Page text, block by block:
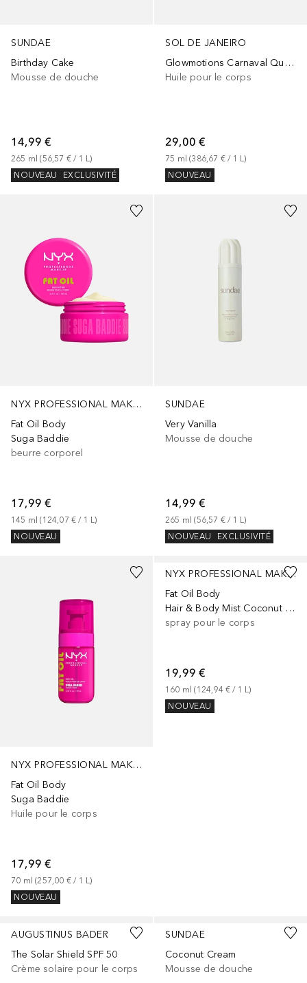
SUNDAE
Birthday Cake
Mousse de douche
14,99 €
265 ml (56,57 € / 1 L)
NOUVEAU
EXCLUSIVITÉ
SOL DE JANEIRO
Glowmotions Carnaval Queen
Huile pour le corps
29,00 €
75 ml (386,67 € / 1 L)
NOUVEAU
NYX PROFESSIONAL MAKEUP
Fat Oil Body
Suga Baddie
beurre corporel
17,99 €
145 ml (124,07 € / 1 L)
NOUVEAU
SUNDAE
Very Vanilla
Mousse de douche
14,99 €
265 ml (56,57 € / 1 L)
NOUVEAU
EXCLUSIVITÉ
NYX PROFESSIONAL MAKEUP
Fat Oil Body
Suga Baddie
Huile pour le corps
17,99 €
70 ml (257,00 € / 1 L)
NOUVEAU
NYX PROFESSIONAL MAKEUP
Fat Oil Body
Hair & Body Mist Coconut Cutie
spray pour le corps
19,99 €
160 ml (124,94 € / 1 L)
NOUVEAU
AUGUSTINUS BADER
The Solar Shield SPF 50
Crème solaire pour le corps
SUNDAE
Coconut Cream
Mousse de douche